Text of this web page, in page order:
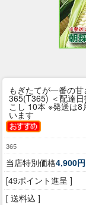
もぎたてが一番の甘
365(T365) ＜配達
こし 10本 ※発送は
います
365
当店特別価格4,900円
[49ポイント進呈 ]
[ 送料込 ]